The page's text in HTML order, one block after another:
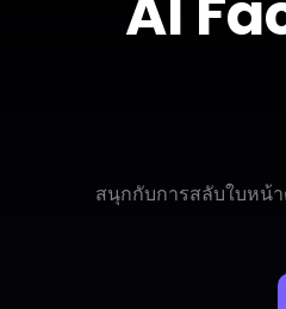
สนุกกับการสลับใบหน้